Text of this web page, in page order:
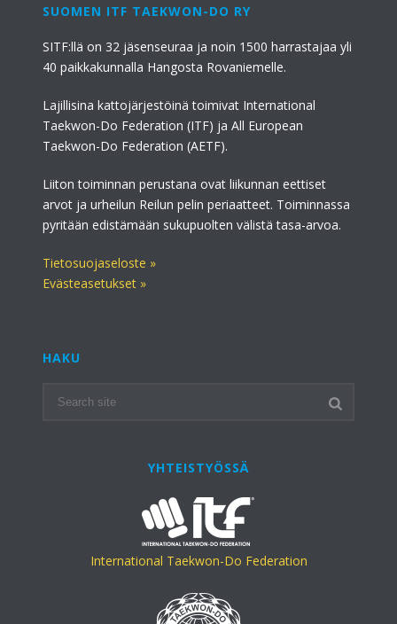
SUOMEN ITF TAEKWON-DO RY
SITF:llä on 32 jäsenseuraa ja noin 1500 harrastajaa yli
40 paikkakunnalla Hangosta Rovaniemelle.
Lajillisina kattojärjestöinä toimivat International
Taekwon-Do Federation (ITF) ja All European
Taekwon-Do Federation (AETF).
Liiton toiminnan perustana ovat liikunnan eettiset
arvot ja urheilun Reilun pelin periaatteet. Toiminnassa
pyritään edistämään sukupuolten välistä tasa-arvoa.
Tietosuojaseloste »
Evästeasetukset »
HAKU
YHTEISTYÖSSÄ
International Taekwon-Do Federation